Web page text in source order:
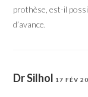
prothèse, est-il
d’avance.
Dr Silhol 17 FÉV